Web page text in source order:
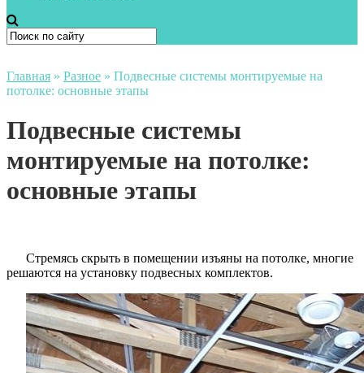
Главная » Разное » Подвесные системы монтируемые на
потолке: основные этапы
Подвесные системы
монтируемые на потолке:
основные этапы
Стремясь скрыть в помещении изъяны на потолке, многие
решаются на установку подвесных комплектов.